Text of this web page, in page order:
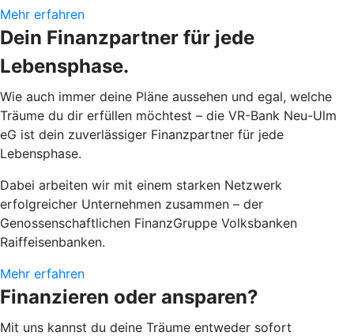
Mehr erfahren
Dein Finanzpartner für jede
Lebensphase.
Wie auch immer deine Pläne aussehen und egal, welche
Träume du dir erfüllen möchtest – die VR-Bank Neu-Ulm
eG ist dein zuverlässiger Finanzpartner für jede
Lebensphase.
Dabei arbeiten wir mit einem starken Netzwerk
erfolgreicher Unternehmen zusammen – der
Genossenschaftlichen FinanzGruppe Volksbanken
Raiffeisenbanken.
Mehr erfahren
Finanzieren oder ansparen?
Mit uns kannst du deine Träume entweder sofort